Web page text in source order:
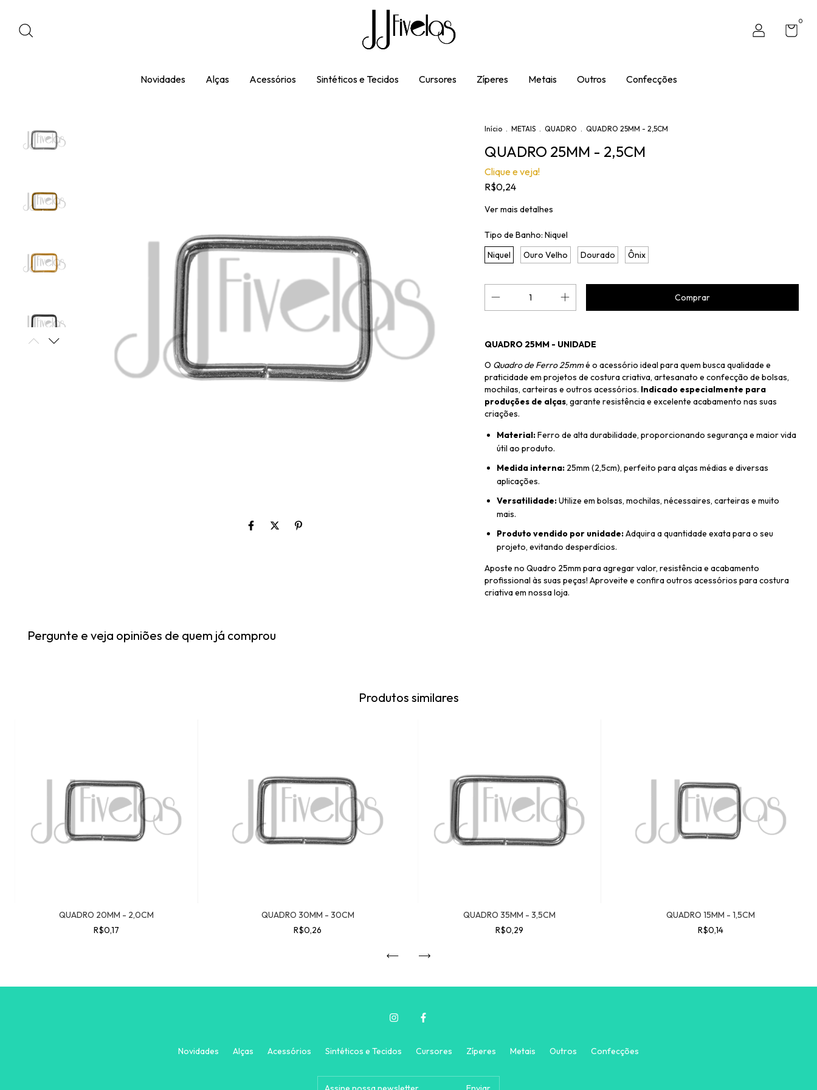
0
Novidades Alças Acessórios Sintéticos e Tecidos Cursores Zíperes Metais Outros Confecções
Início . METAIS . QUADRO . QUADRO 25MM - 2,5CM
QUADRO 25MM - 2,5CM
Clique e veja!
R$0,24
Ver mais detalhes
Tipo de Banho: Niquel
Niquel
Ouro Velho Dourado Ônix
QUADRO 25MM - UNIDADE
O Quadro de Ferro 25mmé o acessório ideal para quem busca qualidade e
praticidade em projetos de costura criativa, artesanato e confecção de bolsas,
mochilas, carteiras e outros acessórios. Indicado especialmente para
produções de alças, garante resistência e excelente acabamento nas suas
criações.
Material:Ferro de alta durabilidade, proporcionando segurança e maior vida
útil ao produto.
Medida interna:25mm (2,5cm), perfeito para alças médias e diversas
aplicações.
Versatilidade:Utilize em bolsas, mochilas, nécessaires, carteiras e muito
mais.
Produto vendido por unidade:Adquira a quantidade exata para o seu
projeto, evitando desperdícios.
Aposte no Quadro 25mm para agregar valor, resistência e acabamento
profissional às suas peças! Aproveite e confira outros acessórios para costura
criativa em nossa loja.
Pergunte e veja opiniões de quem já comprou
Produtos similares
QUADRO 20MM - 2,0CM
R$0,17
QUADRO 30MM - 30CM
R$0,26
QUADRO 35MM - 3,5CM
R$0,29
QUADRO 15MM - 1,5CM
R$0,14
Novidades Alças Acessórios Sintéticos e Tecidos Cursores Zíperes Metais Outros Confecções